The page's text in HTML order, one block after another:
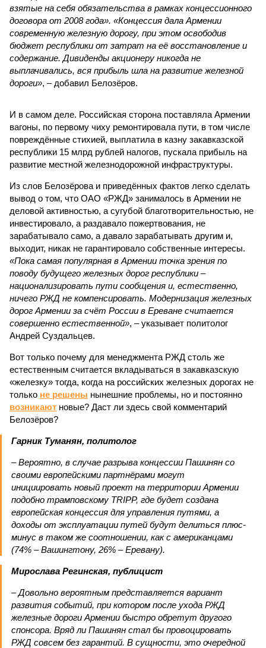
взятые на себя обязательства в рамках концессионного
договора от 2008 года». «Концессия дала Армении
современную железную дорогу, при этом освободив
бюджет республики от затрат на её восстановление и
содержание. Дивиденды акционеру никогда не
выплачивались, вся прибыль шла на развитие железной
дороги», – добавил Белозёров.
И в самом деле. Российская сторона поставляла Армении
вагоны, по первому чиху ремонтировала пути, в том числе
повреждённые стихией, выплатила в казну закавказской
республики 15 млрд рублей налогов, пускала прибыль на
развитие местной железнодорожной инфраструктуры.
Из слов Белозёрова и приведённых фактов легко сделать
вывод о том, что ОАО «РЖД» занималось в Армении не
деловой активностью, а сугубой благотворительностью, не
инвестировало, а раздавало пожертвования, не
зарабатывало само, а давало зарабатывать другим и,
выходит, никак не гарантировало собственные интересы.
«Пока самая популярная в Армении точка зрения по
поводу будущего железных дорог рес­публики –
национализировать пути сообщения и, естественно,
ничего РЖД не компенсировать. Модернизация железных
дорог Армении за счёт России в Ереване считается
совершенно естественной», – указывает политолог
Андрей Суздальцев.
Вот только почему для менеджмента РЖД столь же
естественным считается вкладываться в закавказскую
«железку» тогда, когда на российских железных дорогах не
только не решены нынешние проблемы, но и постоянно
возникают новые? Даст ли здесь свой комментарий
Белозёров?
Гарник Туманян, политолог
– Вероятно, в случае разрыва концессии Пашинян со
своими европейскими партнёрами могут
инициировать новый проект на территории Армении
подобно трамповскому TRIPP, где будет создана
европейская концессия для управления путями, а
доходы от эксплуатации путей будут делиться плюс-
минус в таком же соотношении, как с американцами
(74% – Вашингтону, 26% – Еревану).
Мирослава Регинская, публицист
– Довольно вероятным представляется вариант
развития событий, при котором после ухода РЖД
железные дороги Армении быстро обретут другого
спонсора. Вряд ли Пашинян стал бы провоцировать
РЖД совсем без гарантий. В сущности, это очередной